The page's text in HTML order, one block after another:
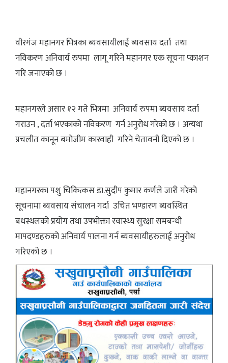
वीरगंज महानगर भित्रका ब्यवसायीलाई ब्यवसाय दर्ता तथा
नविकरण अनिवार्य रुपमा लागू गरिने महानगर एक सूचना प्काशन
गरि जनाएको छ ।
महानगरले असार १२ गते भित्रमा अनिवार्य रुपमा ब्यवसाय दर्ता
गराउन , दर्ता भएकाको नविकरण गर्न अनुरोध गरेको छ । अन्यथा
प्रचलीत कानून बमोजीम कारवाही गरिने चेतावनी दिएको छ ।
महानगरका पशु चिकित्कस डा.सुदीप कुमार कर्णले जारी गरेको
सूचनामा ब्यवसाय संचालन गर्दा उचित भण्डारण ब्यवस्थित
बधस्थलको प्रयोग तथा उपभोक्ता स्वास्थ्य सुरक्षा समबन्धी
मापदण्डहरुको अनिवार्य पालना गर्न ब्यवसायीहरुलाई अनुरोध
गरिएको छ ।